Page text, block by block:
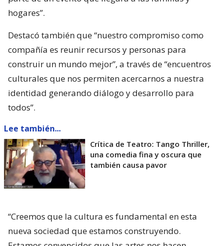
hogares”.
Destacó también que “nuestro compromiso como
compañía es reunir recursos y personas para
construir un mundo mejor”, a través de “encuentros
culturales que nos permiten acercarnos a nuestra
identidad generando diálogo y desarrollo para
todos”.
Lee también...
Crítica de Teatro: Tango Thriller,
una comedia fina y oscura que
también causa pavor
“Creemos que la cultura es fundamental en esta
nueva sociedad que estamos construyendo.